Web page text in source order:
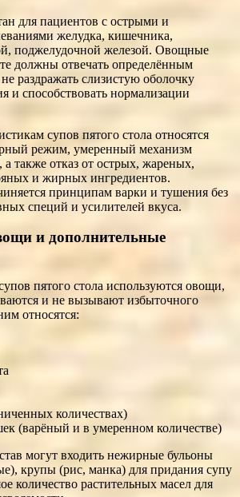
для пациентов с острыми и
желудка, кишечника,
поджелудочной железой. Овощные
должны отвечать определённым
раздражать слизистую оболочку
и способствовать нормализации
супов пятого стола относятся
режим, умеренный механизм
а также отказ от острых, жареных,
и жирных ингредиентов.
принципам варки и тушения без
специй и усилителей вкуса.
и дополнительные
пятого стола используются овощи,
и не вызывают избыточного
относятся:
количествах)
(варёный и в умеренном количестве)
могут входить нежирные бульоны
крупы (рис, манка) для придания супу
количество растительных масел для